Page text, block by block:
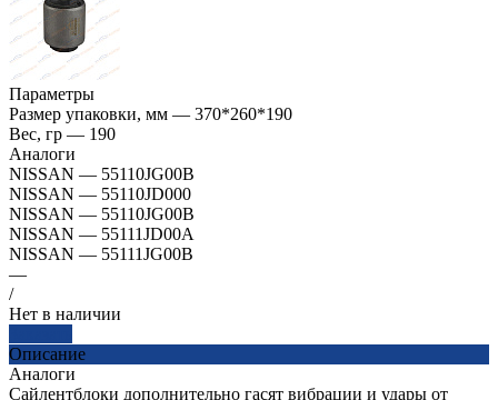
Параметры
Размер упаковки, мм — 370*260*190
Вес, гр — 190
Аналоги
NISSAN — 55110JG00B
NISSAN — 55110JD000
NISSAN — 55110JG00B
NISSAN — 55111JD00A
NISSAN — 55111JG00B
—
/
Нет в наличии
Описание
Аналоги
Сайлентблоки дополнительно гасят вибрации и удары от